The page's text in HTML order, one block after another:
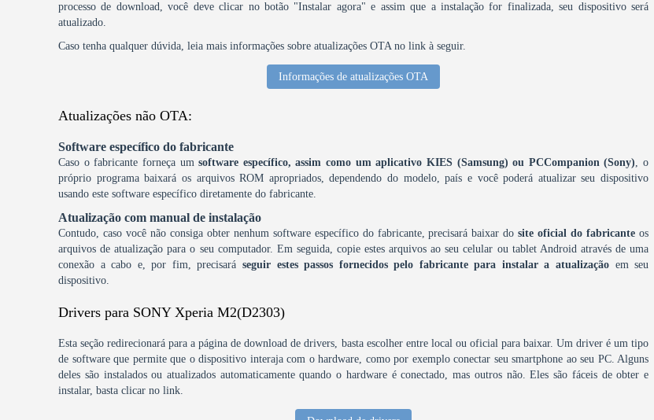
processo de download, você deve clicar no botão "Instalar agora" e assim que a instalação for finalizada, seu dispositivo será
atualizado.
Caso tenha qualquer dúvida, leia mais informações sobre atualizações OTA no link à seguir.
Informações de atualizações OTA
Atualizações não OTA:
Software específico do fabricante
Caso o fabricante forneça umsoftware específico, assim como um aplicativo KIES (Samsung) ou PCCompanion (Sony), o
próprio programa baixará os arquivos ROM apropriados, dependendo do modelo, país e você poderá atualizar seu dispositivo
usando este software específico diretamente do fabricante.
Atualização com manual de instalação
Contudo, caso você não consiga obter nenhum software específico do fabricante, precisará baixar dosite oficial do fabricante os
arquivos de atualização para o seu computador. Em seguida, copie estes arquivos ao seu celular ou tablet Android através de uma
conexão a cabo e, por fim, precisará seguir estes passos fornecidos pelo fabricante para instalar a atualizaçãoem seu
dispositivo.
Drivers para SONY Xperia M2(D2303)
Esta seção redirecionará para a página de download de drivers, basta escolher entre local ou oficial para baixar. Um driver é um tipo
de software que permite que o dispositivo interaja com o hardware, como por exemplo conectar seu smartphone ao seu PC. Alguns
deles são instalados ou atualizados automaticamente quando o hardware é conectado, mas outros não. Eles são fáceis de obter e
instalar, basta clicar no link.